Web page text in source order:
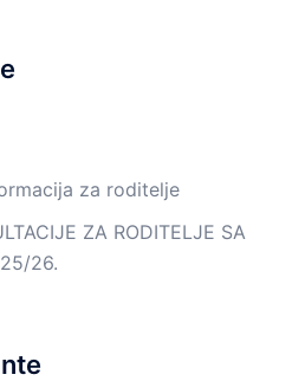
za roditelje
ZA RODITELJE SA
26.